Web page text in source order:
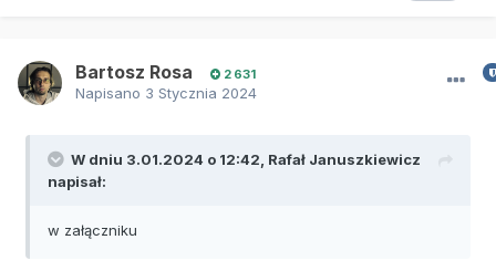
Bartosz Rosa 2 631
Napisano 3 Stycznia 2024
W dniu 3.01.2024 o 12:42, Rafał Januszkiewicz
napisał:
w załączniku